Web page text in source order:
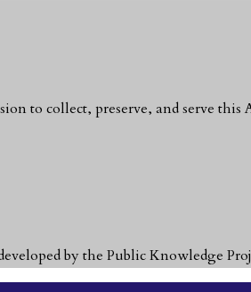
to collect, preserve, and serve
by the Public Knowledge